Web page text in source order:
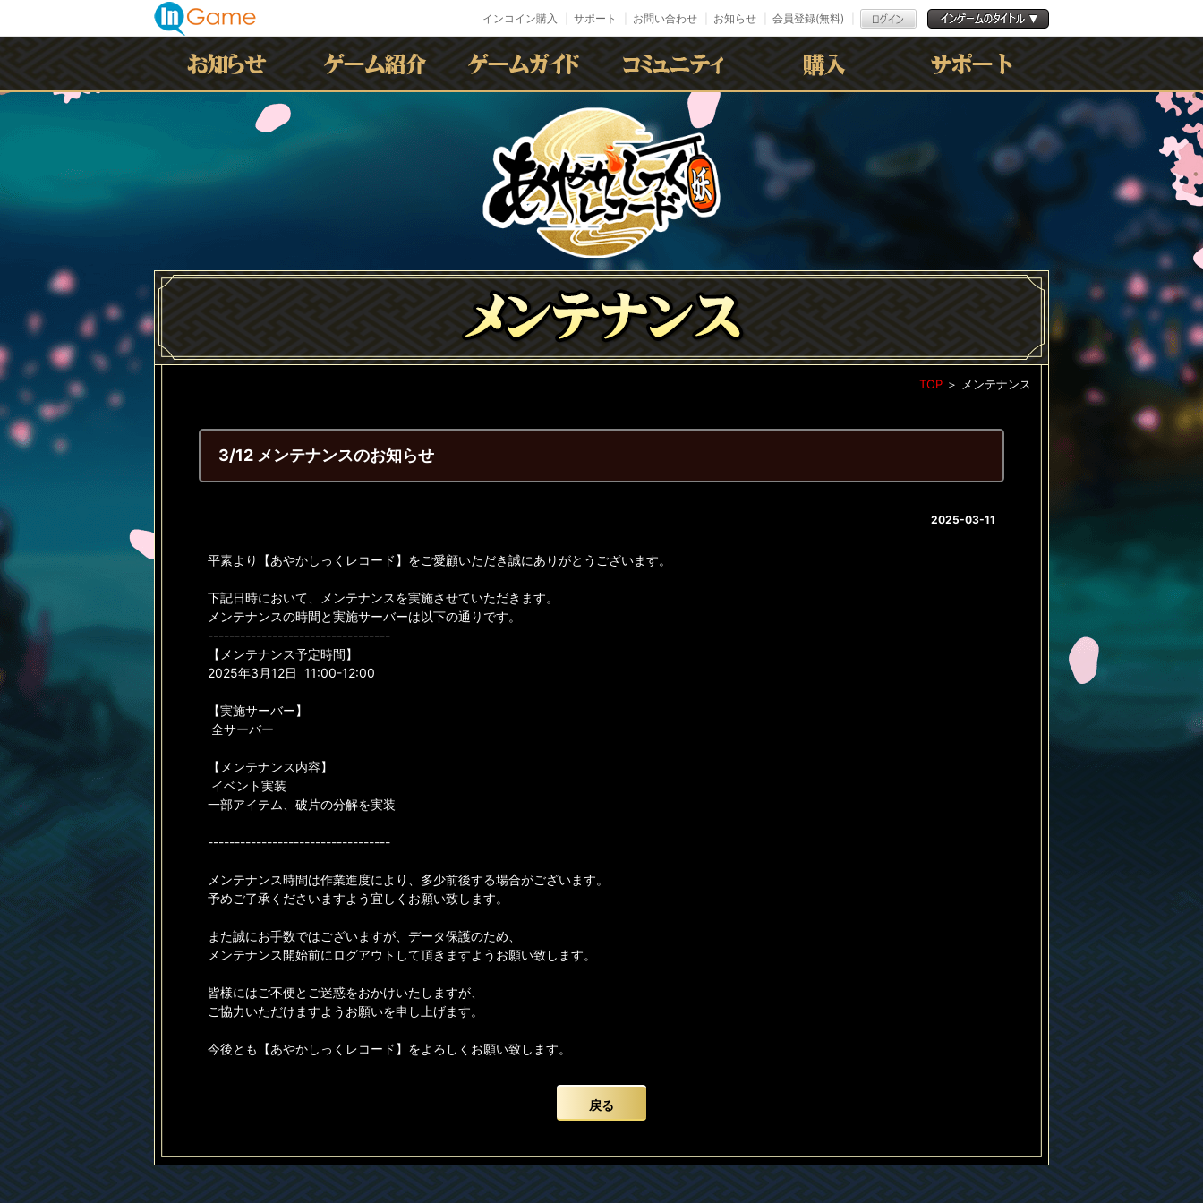
インコイン購入 サポート お問い合わせ お知らせ 会員登録(無料)
イベント 利用規約
ﾌﾟﾗｲﾊﾞｼｰﾎﾟﾘｼｰ
TOP ＞ メンテナンス
3/12 メンテナンスのお知らせ
2025-03-11
平素より【あやかしっくレコード】をご愛顧いただき誠にありがとうございます。
下記日時において、メンテナンスを実施させていただきます。
メンテナンスの時間と実施サーバーは以下の通りです。
----------------------------------
【メンテナンス予定時間】
2025年3月12日 11:00-12:00
【実施サーバー】
全サーバー
【メンテナンス内容】
イベント実装
一部アイテム、破片の分解を実装
----------------------------------
メンテナンス時間は作業進度により、多少前後する場合がございます。
予めご了承くださいますよう宜しくお願い致します。
また誠にお手数ではございますが、データ保護のため、
メンテナンス開始前にログアウトして頂きますようお願い致します。
皆様にはご不便とご迷惑をおかけいたしますが、
ご協力いただけますようお願いを申し上げます。
今後とも【あやかしっくレコード】をよろしくお願い致します。
戻る